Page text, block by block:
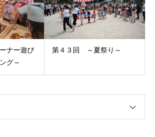
ナー遊び
グ～
第４３回 ～夏祭り～